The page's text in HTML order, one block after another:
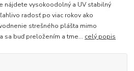
nájdete vysokoodolný a UV stabilný
radosť po viac rokov ako
strešného plášta mimo
sa buď preložením a tme... celý popis